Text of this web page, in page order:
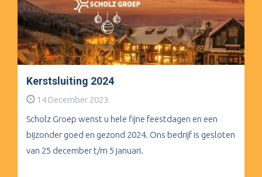
Kerstsluiting 2024
14 December 2023
Scholz Groep wenst u hele fijne feestdagen en een
bijzonder goed en gezond 2024. Ons bedrijf is gesloten
van 25 december t/m 5 januari.